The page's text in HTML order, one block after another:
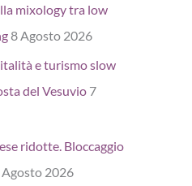
mixology tra low
8 Agosto 2026
e turismo slow
del Vesuvio 7
ridotte. Bloccaggio
Agosto 2026